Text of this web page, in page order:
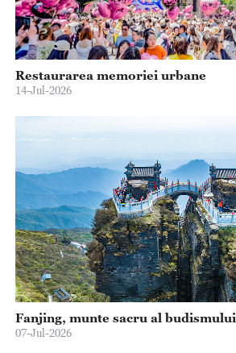
Restaurarea memoriei urbane
14-Jul-2026
Fanjing, munte sacru al budismului
07-Jul-2026